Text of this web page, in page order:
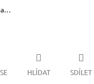
HLÍDAT SDÍLET